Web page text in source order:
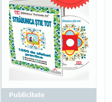
Publicitate